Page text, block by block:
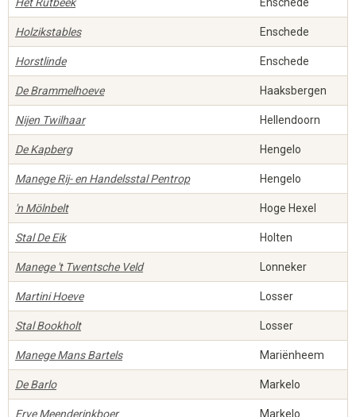
Holzikstables Enschede
Horstlinde Enschede
De Brammelhoeve Haaksbergen
Nijen Twilhaar Hellendoorn
De Kapberg Hengelo
Manege Rij- en Handelsstal Pentrop Hengelo
'n Mölnbelt Hoge Hexel
Stal De Eik Holten
Manege 't Twentsche Veld Lonneker
Martini Hoeve Losser
Stal Bookholt Losser
Manege Mans Bartels Mariënheem
De Barlo Markelo
Erve Meenderinkboer Markelo